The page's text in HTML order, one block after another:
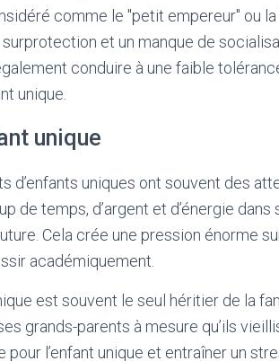
comme le "petit empereur" ou
et un manque de
conduire à une faible
unique.
unique
d’enfants uniques ont souvent des
de temps, d’argent et d’énergie dans
Cela crée une pression énorme
académiquement.
est souvent le seul héritier de la
grands-parents à mesure qu’ils
l’enfant unique et entraîner un